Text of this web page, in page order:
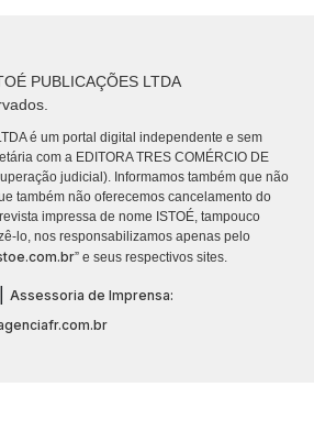
PUBLICAÇÕES LTDA
é um portal digital independente e sem
com a EDITORA TRES COMÉRCIO DE
judicial). Informamos também que não
também não oferecemos cancelamento do
impressa de nome ISTOÉ, tampouco
lo, nos responsabilizamos apenas pelo
” e seus respectivos sites.
Assessoria de Imprensa: